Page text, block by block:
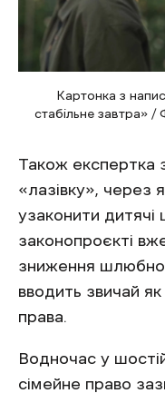
Картонка з
стабільне завтра»
Також експертка
«лазівку», через
узаконити
законопроєкті
зниження
вводить звичай
права.
Водночас у
сімейне право